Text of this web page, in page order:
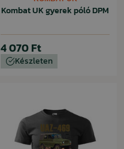
Kombat UK gyerek póló DPM
4 070 Ft
Készleten